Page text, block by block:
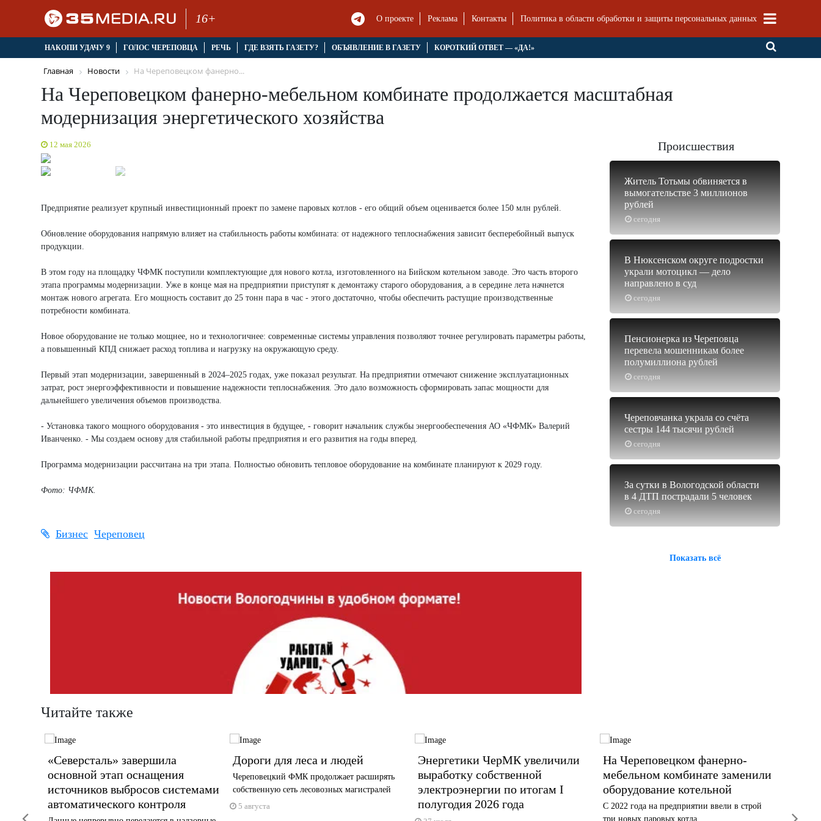
16+ О проекте Реклама Контакты Политика в области обработки и защиты персональных данных
НАКОПИ УДАЧУ 9 ГОЛОС ЧЕРЕПОВЦА РЕЧЬ ГДЕ ВЗЯТЬ ГАЗЕТУ? ОБЪЯВЛЕНИЕ В ГАЗЕТУ КОРОТКИЙ ОТВЕТ — «ДА!»
Главная Новости На Череповецком фанерно...
На Череповецком фанерно-мебельном комбинате продолжается масштабная
модернизация энергетического хозяйства
12 мая 2026
Предприятие реализует крупный инвестиционный проект по замене паровых котлов - его общий объем оценивается более 150 млн рублей.
Обновление оборудования напрямую влияет на стабильность работы комбината: от надежного теплоснабжения зависит бесперебойный выпуск
продукции.
В этом году на площадку ЧФМК поступили комплектующие для нового котла, изготовленного на Бийском котельном заводе. Это часть второго
этапа программы модернизации. Уже в конце мая на предприятии приступят к демонтажу старого оборудования, а в середине лета начнется
монтаж нового агрегата. Его мощность составит до 25 тонн пара в час - этого достаточно, чтобы обеспечить растущие производственные
потребности комбината.
Новое оборудование не только мощнее, но и технологичнее: современные системы управления позволяют точнее регулировать параметры работы,
а повышенный КПД снижает расход топлива и нагрузку на окружающую среду.
Первый этап модернизации, завершенный в 2024–2025 годах, уже показал результат. На предприятии отмечают снижение эксплуатационных
затрат, рост энергоэффективности и повышение надежности теплоснабжения. Это дало возможность сформировать запас мощности для
дальнейшего увеличения объемов производства.
- Установка такого мощного оборудования - это инвестиция в будущее, - говорит начальник службы энергообеспечения АО «ЧФМК» Валерий
Иванченко. - Мы создаем основу для стабильной работы предприятия и его развития на годы вперед.
Программа модернизации рассчитана на три этапа. Полностью обновить тепловое оборудование на комбинате планируют к 2029 году.
Фото: ЧФМК.
Бизнес Череповец
Происшествия
сегодня
Житель Тотьмы обвиняется в
вымогательстве 3 миллионов
рублей
сегодня
В Нюксенском округе подростки
украли мотоцикл — дело
направлено в суд
сегодня
Пенсионерка из Череповца
перевела мошенникам более
полумиллиона рублей
сегодня
Череповчанка украла со счёта
сестры 144 тысячи рублей
сегодня
За сутки в Вологодской области
в 4 ДТП пострадали 5 человек
Показать всё
Читайте также
«Северсталь» завершила
основной этап оснащения
источников выбросов системами
автоматического контроля
Дороги для леса и людей
Череповецкий ФМК продолжает расширять
собственную сеть лесовозных магистралей
5 августа
Энергетики ЧерМК увеличили
выработку собственной
электроэнергии по итогам I
полугодия 2026 года
На Череповецком фанерно-
мебельном комбинате заменили
оборудование котельной
С 2022 года на предприятии ввели в строй
три новых паровых котла